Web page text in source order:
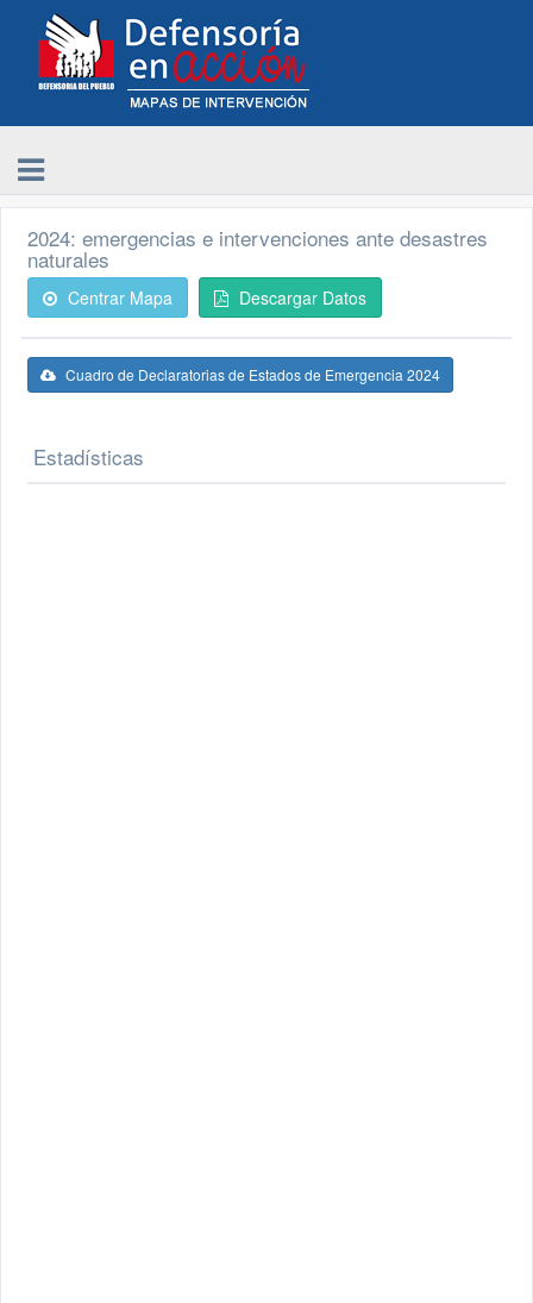
2024: emergencias e intervenciones ante desastres
naturales
Centrar Mapa Descargar Datos
Cuadro de Declaratorias de Estados de Emergencia 2024
Estadísticas